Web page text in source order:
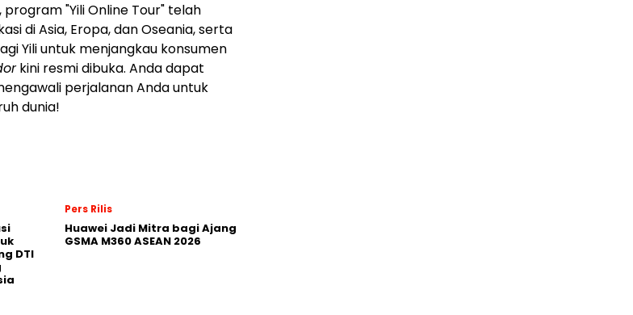
"Yili Online Tour" telah
di Asia, Eropa, dan Oseania, serta
Yili untuk menjangkau konsumen
kini resmi dibuka. Anda dapat
perjalanan Anda untuk
dunia!
DTI
Pers Rilis
Huawei Jadi Mitra bagi Ajang
GSMA M360 ASEAN 2026